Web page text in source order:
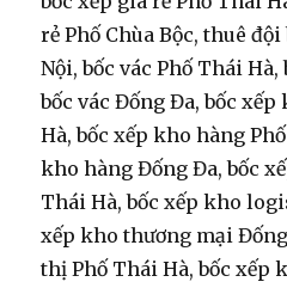
rẻ Phố Chùa Bộc, thuê
Nội, bốc vác Phố Thái Hà,
bốc vác Đống Đa, bốc
Hà, bốc xếp kho hàng
kho hàng Đống Đa, bốc
Thái Hà, bốc xếp kho
xếp kho thương mại
thị Phố Thái Hà, bốc xếp